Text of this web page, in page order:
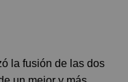
la fusión de las dos